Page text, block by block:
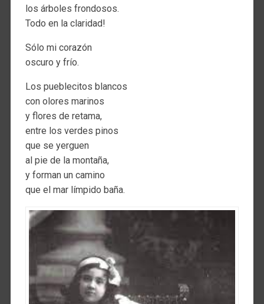
los árboles frondosos.
Todo en la claridad!
Sólo mi corazón
oscuro y frío.
Los pueblecitos blancos
con olores marinos
y flores de retama,
entre los verdes pinos
que se yerguen
al pie de la montaña,
y forman un camino
que el mar límpido baña.